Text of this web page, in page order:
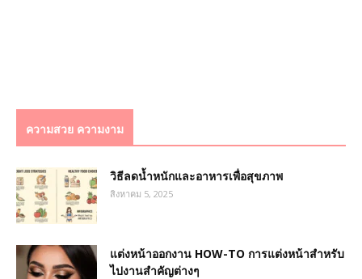
ความสวย ความงาม
วิธีลดน้ำหนักและอาหารเพื่อสุขภาพ
สิงหาคม 5, 2025
แต่งหน้าออกงาน HOW-TO การแต่งหน้าสำหรับ
ไปงานสำคัญต่างๆ